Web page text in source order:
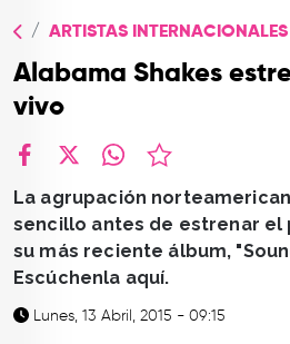
CONTACTO
ARTISTAS INTERNACIONALES
Alabama Shakes
vivo
La agrupación
sencillo antes de estrenar el
su más reciente álbum,
Escúchenla aquí.
Lunes, 13 Abril, 2015 - 09:15